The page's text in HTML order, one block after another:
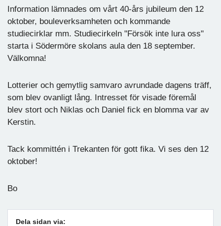
Information lämnades om vårt 40-års jubileum den 12
oktober, bouleverksamheten och kommande
studiecirklar mm. Studiecirkeln "Försök inte lura oss"
starta i Södermöre skolans aula den 18 september.
Välkomna!
Lotterier och gemytlig samvaro avrundade dagens träff,
som blev ovanligt lång. Intresset för visade föremål
blev stort och Niklas och Daniel fick en blomma var av
Kerstin.
Tack kommittén i Trekanten för gott fika. Vi ses den 12
oktober!
Bo
Dela sidan via: